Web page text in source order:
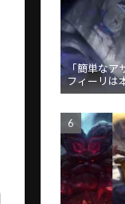
「簡単なア
フィーリは